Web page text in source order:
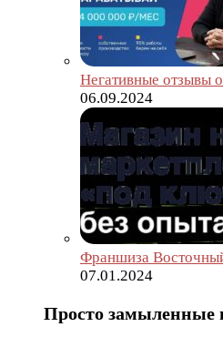
Негативные отзывы
06.09.2024
Франшиза
07.01.2024
Просто замыленные